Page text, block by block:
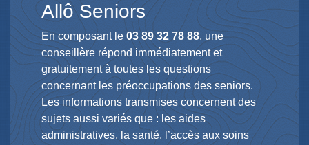
Allô Seniors
En composant le 03 89 32 78 88, une
conseillère répond immédiatement et
gratuitement à toutes les questions
concernant les préoccupations des seniors.
Les informations transmises concernent des
sujets aussi variés que : les aides
administratives, la santé, l’accès aux soins